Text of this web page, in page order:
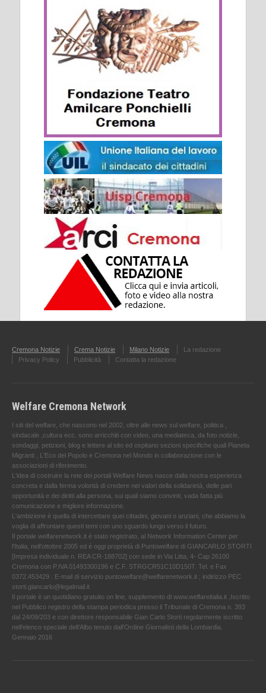
Cremona Notizie Crema Notizie Milano Notizie
La redazione
Privacy Policy
Pubblicità Contatta la redazione
Welfare Cremona Network
I siti del welfare, che nascono nel 2002, oltre alle news sul welfare, politica ,
sindacale ,cultura ecc. sono arricchiti con video, una mediateca, da foto notizie,
sondaggi, petizioni, blog e lettere al sito ed ospitano sezioni specifiche quali Pianeta
Migranti , L'Eco del Popolo e Cremona nel Mondo in collaborazione con le
associazioni di riferimento.
L'idea di costruire la rete dei portali Welfare News nasce dalla nostra esperienza
concreta e dalla ferma volontà di credere nei valori della solidarietà, delle pari
opportunità e dei diritti alla persona, sui quali siamo convinti, vada fatta più
comunicazione e migliore informazione.
L'ambizione è quella di intercettare quei cittadini, giovani o anziani, che abbiamo la
voglia di affrontare questi temi con uno sguardo lungo verso il futuro.
Il portale welfarenetwork.it è stato registrato, al Network Information Center per
l'Italia, nell’ottobre 2005 ed è oggi proprietà di Puntowelfare di GIANCARLO STORTI
[Impresa individuale n. REA CR-188702] con sede in Via Litta, 4- Cap 26100
Cremona con P.IVA 01493300196 e C.F. STRGCR51C10D150T. Tel. e Fax
0372.453429 . E-mail di servizio puntowelfare@welfarenetwork.it ; indirizzo PEC
storti.giancarlo@legalmail.it
Il portale è un quotidiano gratuito on line, supplemento di www.welfareitalia.it ,Iscritto
nel Pubblico registro della stampa periodica presso il Tribunale di Cremona n. 393
dal 24/09/203 e con direttore responsabile Gian Carlo Storti regolarmente iscritto
nell’elenco speciale dell’Albo tenuto dall’Ordine Giornalisti della Lombardia.
Gennaio 2016